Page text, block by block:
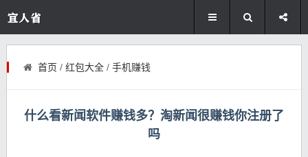
首页 / 红包大全/ 手机赚钱
什么看新闻软件赚钱多？淘新闻很赚钱你注册了
吗